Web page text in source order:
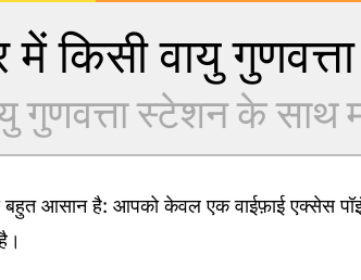
किसी वायु
स्टेशन के साथ
बहुत आसान है: आपको केवल एक वाईफ़ाई एक्सेस